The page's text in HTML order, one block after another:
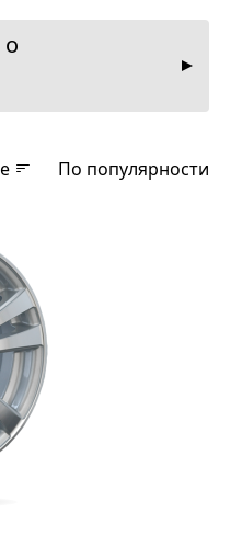
По популярности